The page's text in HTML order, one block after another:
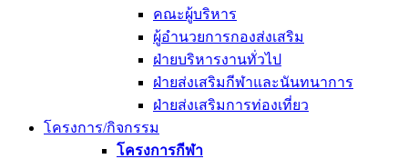
คณะผู้บริหาร
ผู้อำนวยการกองส่งเสริม
ฝ่ายบริหารงานทั่วไป
ฝ่ายส่งเสริมกีฬาและนันทนาการ
ฝ่ายส่งเสริมการท่องเที่ยว
โครงการ/กิจกรรม
โครงการกีฬา